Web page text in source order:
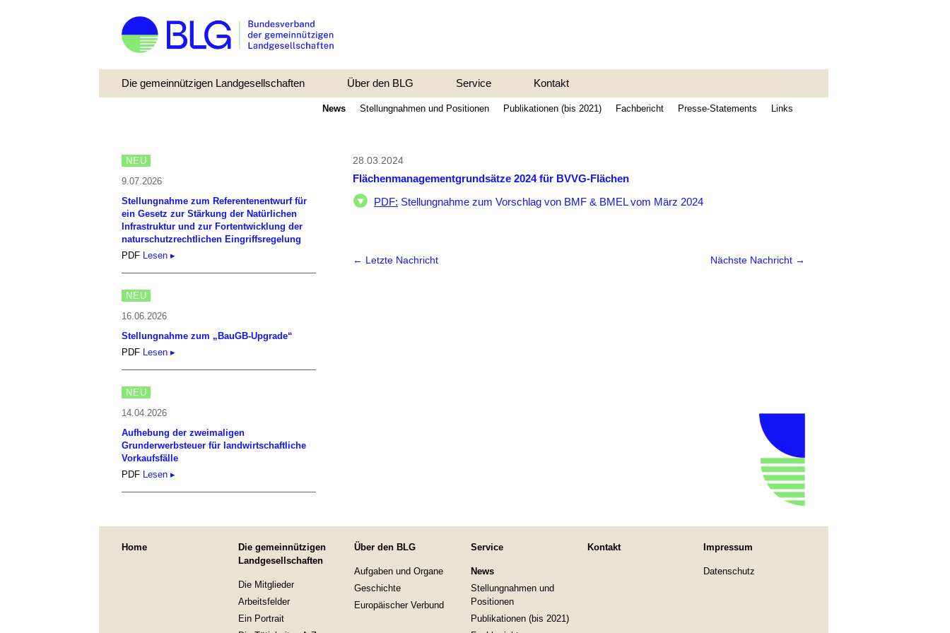
Die gemeinnützigen Landgesellschaften Über den BLG Service
News Stellungnahmen und Positionen Publikationen (bis 2021) Fachbericht Presse-Statements Links
Kontakt
28.03.2024
Flächenmanagementgrundsätze 2024 für BVVG-Flächen
PDF: Stellungnahme zum Vorschlag von BMF & BMEL vom März 2024
← Letzte Nachricht Nächste Nachricht →
NEU
9.07.2026
Stellungnahme zum Referentenentwurf für
ein Gesetz zur Stärkung der Natürlichen
Infrastruktur und zur Fortentwicklung der
naturschutzrechtlichen Eingriffsregelung
PDF Lesen ▸
NEU
16.06.2026
Stellungnahme zum „BauGB-Upgrade“
PDF Lesen ▸
NEU
14.04.2026
Aufhebung der zweimaligen
Grunderwerbsteuer für landwirtschaftliche
Vorkaufsfälle
PDF Lesen ▸
Home
Die gemeinnützigen
Landgesellschaften
Die Mitglieder
Arbeitsfelder
Ein Portrait
Über den BLG
Aufgaben und Organe
Geschichte
Europäischer Verbund
Service
News
Stellungnahmen und
Positionen
Publikationen (bis 2021)
Kontakt Impressum
Datenschutz